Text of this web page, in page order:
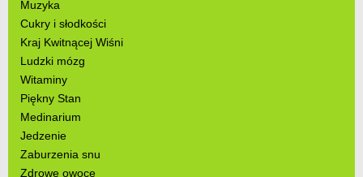
Muzyka
Cukry i słodkości
Kraj Kwitnącej Wiśni
Ludzki mózg
Witaminy
Piękny Stan
Medinarium
Jedzenie
Zaburzenia snu
Zdrowe owoce